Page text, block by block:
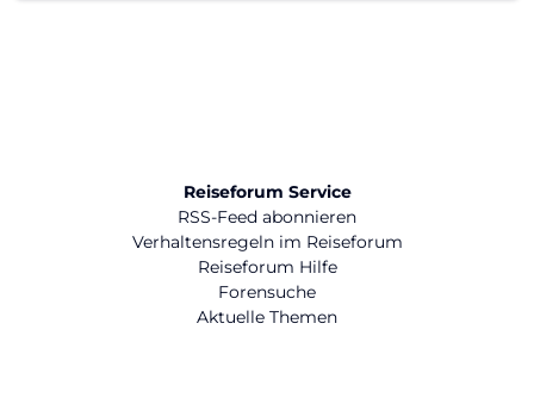
Reiseforum Service
RSS-Feed abonnieren
Verhaltensregeln im Reiseforum
Reiseforum Hilfe
Forensuche
Aktuelle Themen